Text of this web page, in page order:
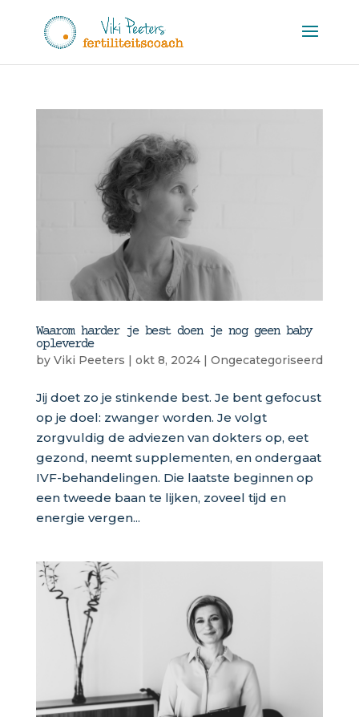
Waarom harder je best doen je nog geen baby
opleverde
by Viki Peeters | okt 8, 2024| Ongecategoriseerd
Jij doet zo je stinkende best. Je bent gefocust
op je doel: zwanger worden. Je volgt
zorgvuldig de adviezen van dokters op, eet
gezond, neemt supplementen, en ondergaat
IVF-behandelingen. Die laatste beginnen op
een tweede baan te lijken, zoveel tijd en
energie vergen...